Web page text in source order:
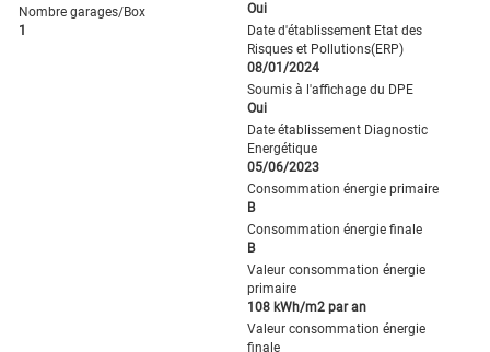
Nombre garages/Box
1
Oui
Date d'établissement Etat des
Risques et Pollutions(ERP)
08/01/2024
Soumis à l'affichage du DPE
Oui
Date établissement Diagnostic
Energétique
05/06/2023
Consommation énergie primaire
B
Consommation énergie finale
B
Valeur consommation énergie
primaire
108 kWh/m2 par an
Valeur consommation énergie
finale